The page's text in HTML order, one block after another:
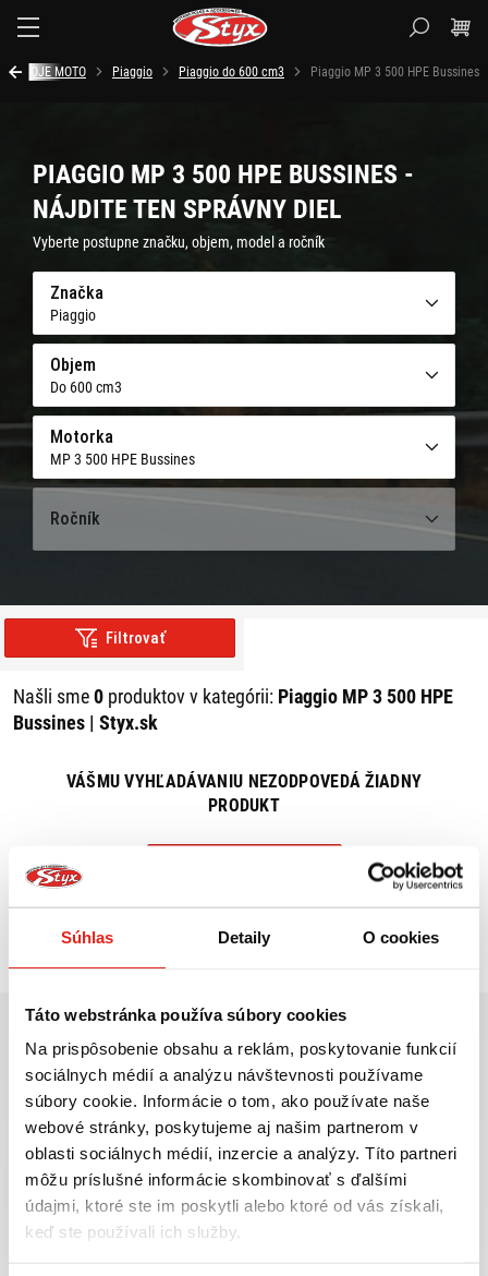
Súhlas Detaily O cookies
Táto webstránka používa súbory cookies
Na prispôsobenie obsahu a reklám, poskytovanie funkcií
sociálnych médií a analýzu návštevnosti používame
súbory cookie. Informácie o tom, ako používate naše
webové stránky, poskytujeme aj našim partnerom v
oblasti sociálnych médií, inzercie a analýzy. Títo partneri
môžu príslušné informácie skombinovať s ďalšími
údajmi, ktoré ste im poskytli alebo ktoré od vás získali,
keď ste používali ich služby.
MOJE MOTO Piaggio Piaggio do 600 cm3 Piaggio MP 3 500 HPE Bussines
PIAGGIO MP 3 500 HPE BUSSINES -
NÁJDITE TEN SPRÁVNY DIEL
Vyberte postupne značku, objem, model a ročník
Značka
Piaggio
Objem
Do 600 cm3
Motorka
MP 3 500 HPE Bussines
Ročník
Filtrovať
Našli sme0 produktov v kategórii: Piaggio MP 3 500 HPE
Bussines | Styx.sk
VÁŠMU VYHĽADÁVANIU NEZODPOVEDÁ ŽIADNY
PRODUKT
Najväčší výber moto
príslušenstva ihneď k
odberu
Doprava ZADARMO pre
objednávky nad 50€ v rámci
SR